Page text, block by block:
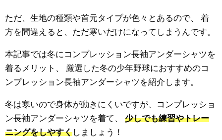
ただ、生地の種類や首元タイプが色々とあるので、
着
方を間違えると、ただ寒いだけになってしまうんです。
本記事では冬にコンプレッション長袖アンダーシャツを
着るメリット、
厳選した冬の少年野球におすすめのコ
ンプレッション長袖アンダーシャツを紹介します。
冬は寒いので身体が動きにくいですが、コンプレッショ
ン長袖アンダーシャツを着て、
少しでも練習やトレー
ニングをしやすくしましょう！